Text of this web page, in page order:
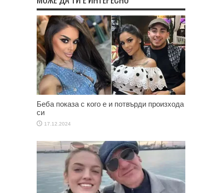
Беба показа с кого е и потвърди произхода
си
17.12.2024